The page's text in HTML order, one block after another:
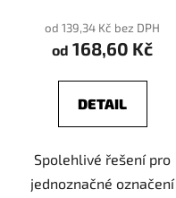
od 139,34 Kč bez DPH
od 168,60 Kč
DETAIL
Spolehlivé řešení pro
jednoznačné označení